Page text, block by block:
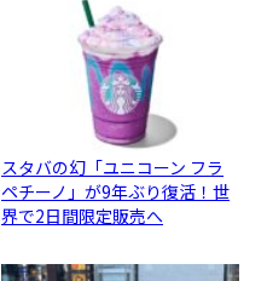
スタバの幻「ユニコーン フラ
ペチーノ」が9年ぶり復活！世
界で2日間限定販売へ